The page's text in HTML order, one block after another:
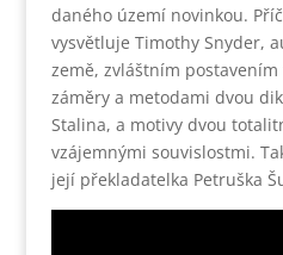
daného území novinkou.
vysvětluje Timothy Snyder,
země, zvláštním
záměry a metodami dvou
Stalina, a motivy dvou
vzájemnými souvislostmi.
její překladatelka Petruška